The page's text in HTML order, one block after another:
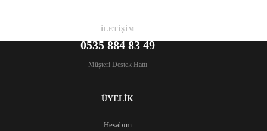
İLETİŞİM
0535 884 83 49
Müşteri Destek Hattı
ÜYELİK
Hesabım